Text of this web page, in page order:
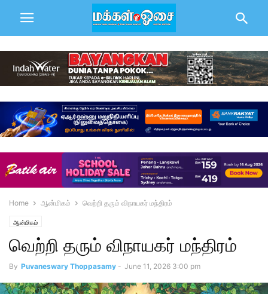
Home ஆன்மிகம் வெற்றி தரும் விநாயகர் மந்திரம்
ஆன்மிகம்
வெற்றி தரும் விநாயகர் மந்திரம்
By Puvaneswary Thoppasamy - June 11, 2026 3:00 pm